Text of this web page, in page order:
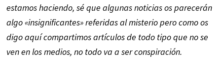
estamos haciendo, sé que algunas noticias os parecerán
algo «insignificantes» referidas al misterio pero como os
digo aquí compartimos artículos de todo tipo que no se
ven en los medios, no todo va a ser conspiración.